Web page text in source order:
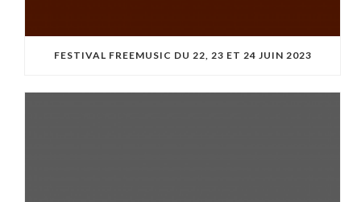
FESTIVAL FREEMUSIC DU 22, 23 ET 24 JUIN 2023